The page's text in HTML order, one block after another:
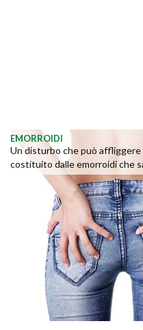
EMORROIDI
Un disturbo che può affliggere
costituito dalle emorroidi che